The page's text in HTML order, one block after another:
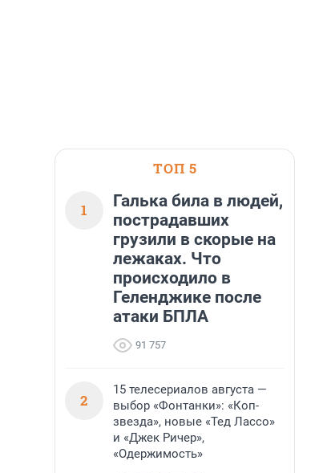
ТОП 5
1
Галька била в людей,
пострадавших
грузили в скорые на
лежаках. Что
происходило в
Геленджике после
атаки БПЛА
91 757
2
15 телесериалов августа —
выбор «Фонтанки»: «Коп-
звезда», новые «Тед Лассо»
и «Джек Ричер»,
«Одержимость»